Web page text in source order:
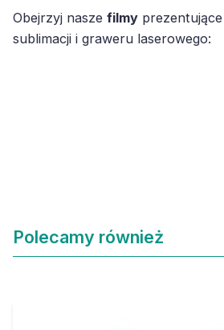
Obejrzyj nasze filmy
sublimacji i graweru laserowego:
Polecamy również